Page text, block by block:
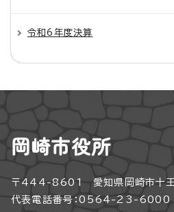
令和6年度決算
岡崎市役所
〒444-8601 愛知県岡崎市十
代表電話番号：0564-23-